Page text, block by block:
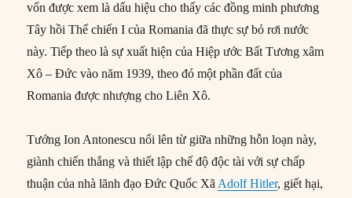
vốn được xem là dấu hiệu cho thấy các đồng minh phương
Tây hồi Thế chiến I của Romania đã thực sự bỏ rơi nước
này. Tiếp theo là sự xuất hiện của Hiệp ước Bất Tương xâm
Xô – Đức vào năm 1939, theo đó một phần đất của
Romania được nhượng cho Liên Xô.
Tướng Ion Antonescu nổi lên từ giữa những hỗn loạn này,
giành chiến thắng và thiết lập chế độ độc tài với sự chấp
thuận của nhà lãnh đạo Đức Quốc XãAdolf Hitler, giết hại,